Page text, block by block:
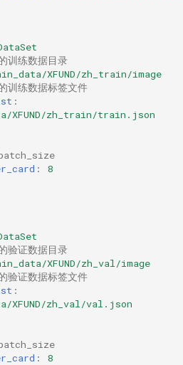
训练数据目录
XFUND/zh_train/image
训练数据标签文件
:
XFUND/zh_train/train.json
:
8
验证数据目录
XFUND/zh_val/image
验证数据标签文件
:
XFUND/zh_val/val.json
: 8